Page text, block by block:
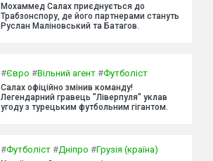
Мохаммед Салах приєднується до
Трабзонспору, де його партнерами стануть
Руслан Маліновський та Батагов.
#Євро #Вільний агент #Футболіст
Салах офіційно змінив команду!
Легендарний гравець "Ліверпуля" уклав
угоду з турецьким футбольним гігантом.
#Футболіст #Дніпро #Грузія (країна)